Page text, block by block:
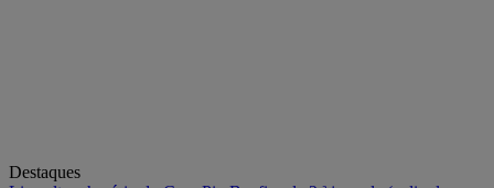
Destaques